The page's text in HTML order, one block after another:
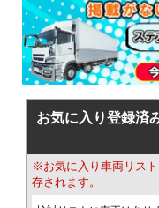
お気に入り登録済
※お気に入り車両リス
存されます。